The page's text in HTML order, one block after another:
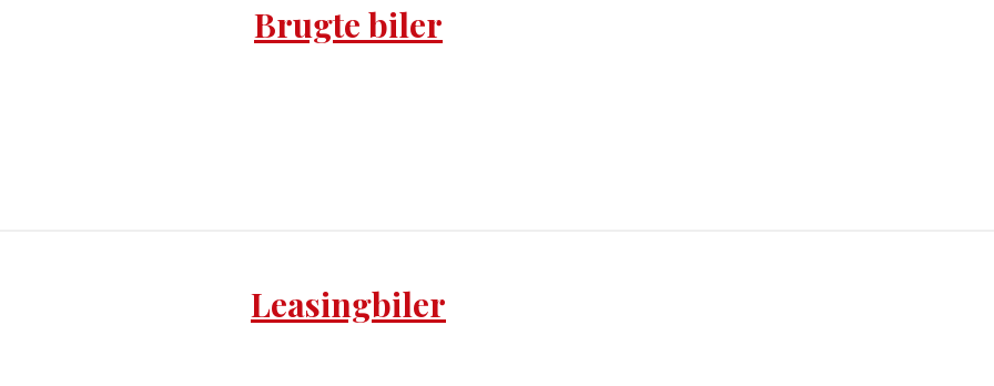
Brugte biler
Leasingbiler